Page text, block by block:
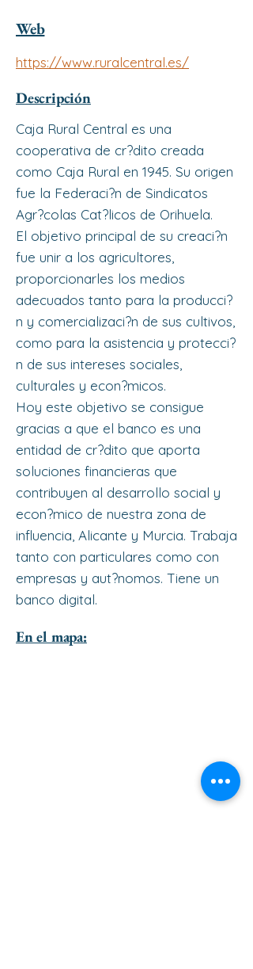
Web
https://www.ruralcentral.es/
Descripción
Caja Rural Central es una
cooperativa de cr?dito creada
como Caja Rural en 1945. Su origen
fue la Federaci?n de Sindicatos
Agr?colas Cat?licos de Orihuela.
El objetivo principal de su creaci?n
fue unir a los agricultores,
proporcionarles los medios
adecuados tanto para la producci?
n y comercializaci?n de sus cultivos,
como para la asistencia y protecci?
n de sus intereses sociales,
culturales y econ?micos.
Hoy este objetivo se consigue
gracias a que el banco es una
entidad de cr?dito que aporta
soluciones financieras que
contribuyen al desarrollo social y
econ?mico de nuestra zona de
influencia, Alicante y Murcia. Trabaja
tanto con particulares como con
empresas y aut?nomos. Tiene un
banco digital.
En el mapa: